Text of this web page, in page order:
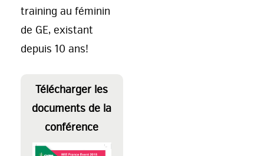
training au féminin
de GE, existant
depuis 10 ans!
Télécharger les
documents de la
conférence